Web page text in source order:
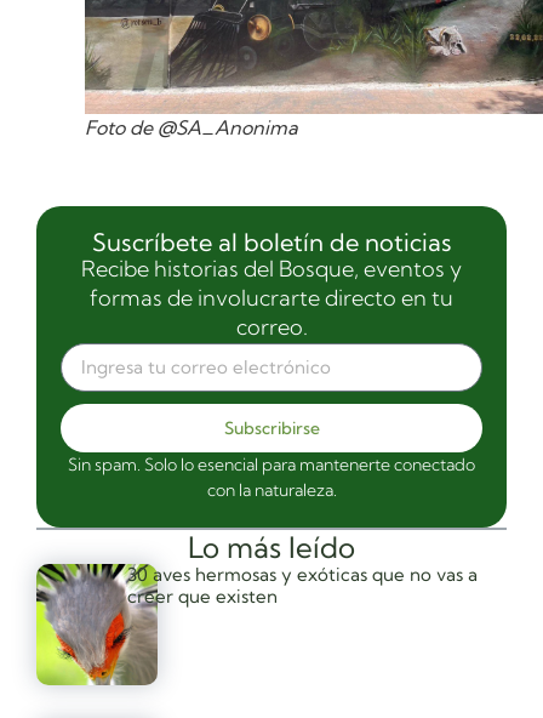
Foto de @SA_Anonima
Lo más leído
30 aves hermosas y exóticas que no vas a
creer que existen
Suscríbete al boletín de noticias
Recibe historias del Bosque, eventos y
formas de involucrarte directo en tu
correo.
Subscribirse
Sin spam. Solo lo esencial para mantenerte conectado
con la naturaleza.